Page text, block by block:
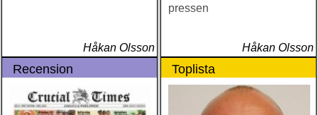
Håkan Olsson
pressen
Håkan Olsson
Recension Toplista